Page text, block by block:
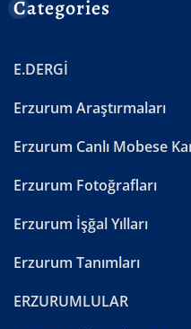
Categories
E.DERGİ
Erzurum Araştırmaları
Erzurum Canlı Mobese
Erzurum Fotoğrafları
Erzurum İşğal Yılları
Erzurum Tanımları
ERZURUMLULAR